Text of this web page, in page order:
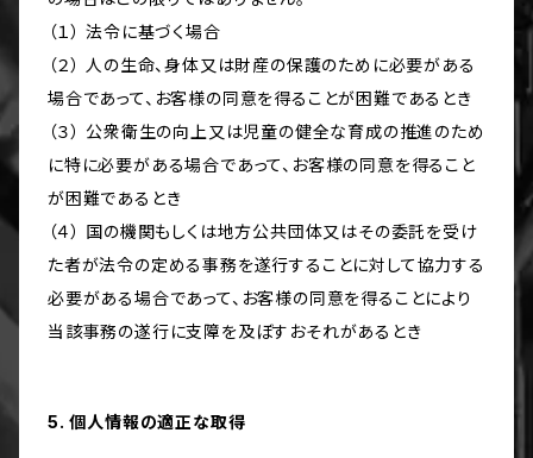
（１） 法令に基づく場合
（２） 人の生命、身体又は財産の保護のために必要がある
場合であって、お客様の同意を得ることが困難であるとき
（３） 公衆衛生の向上又は児童の健全な育成の推進のため
に特に必要がある場合であって、お客様の同意を得ること
が困難であるとき
（４） 国の機関もしくは地方公共団体又はその委託を受け
た者が法令の定める事務を遂行することに対して協力する
必要がある場合であって、お客様の同意を得ることにより
当該事務の遂行に支障を及ぼすおそれがあるとき
5. 個人情報の適正な取得